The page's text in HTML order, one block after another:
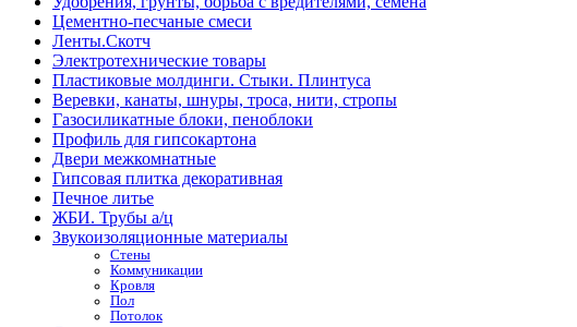
Цементно-песчаные смеси
Ленты.Скотч
Электротехнические товары
Пластиковые молдинги. Стыки. Плинтуса
Веревки, канаты, шнуры, троса, нити, стропы
Газосиликатные блоки, пеноблоки
Профиль для гипсокартона
Двери межкомнатные
Гипсовая плитка декоративная
Печное литье
ЖБИ. Трубы а/ц
Звукоизоляционные материалы
Стены
Коммуникации
Кровля
Пол
Потолок